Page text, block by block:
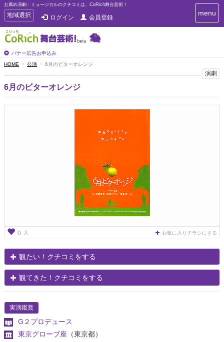
お薦め演劇・ミュージカルのクチコミは、CoRich舞台芸術！
T
o
g
g
e
n
a
v
i
地域選択 ログイン 会員登録
バナー広告お申込み
T
o
i
menu
HOME 公演 6月のビターオレンジ
演劇
6月のビターオレンジ
0 人 お気に入りチラシにする
観たい！クチコミをする
観てきた！クチコミをする
実演鑑賞
G２プロデュース
東京グローブ座 （東京都）